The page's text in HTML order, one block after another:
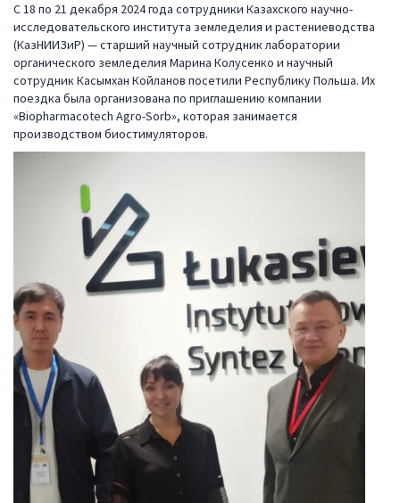
С 18 по 21 декабря 2024 года сотрудники Казахского научно-
исследовательского института земледелия и растениеводства
(КазНИИЗиР) — старший научный сотрудник лаборатории
органического земледелия Марина Колусенко и научный
сотрудник Касымхан Койланов посетили Республику Польша. Их
поездка была организована по приглашению компании
«Biopharmacotech Agro-Sorb», которая занимается
производством биостимуляторов.